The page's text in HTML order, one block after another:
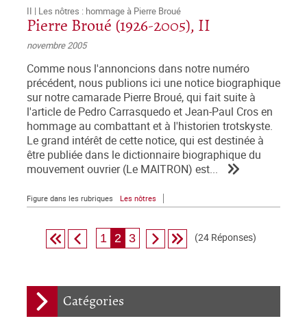
Catégories
II | Les nôtres : hommage à Pierre Broué
Pierre Broué (1926-2005), II
novembre 2005
Comme nous l'annoncions dans notre numéro
précédent, nous publions ici une notice biographique
sur notre camarade Pierre Broué, qui fait suite à
l'article de Pedro Carrasquedo et Jean-Paul Cros en
hommage au combattant et à l'historien trotskyste.
Le grand intérêt de cette notice, qui est destinée à
être publiée dans le dictionnaire biographique du
mouvement ouvrier (Le MAITRON) est...
Figure dans les rubriques Les nôtres
1 2 3 (24 Réponses)